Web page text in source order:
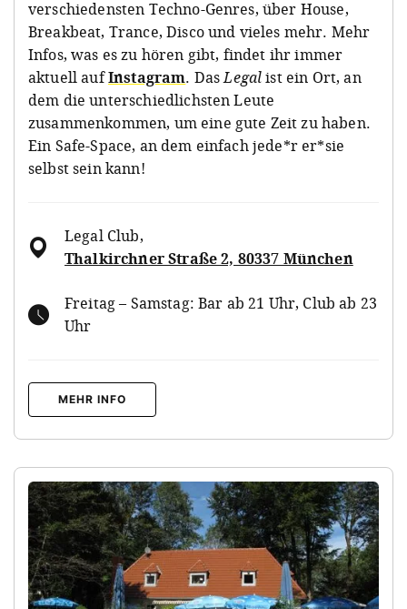
verschiedensten Techno-Genres, über House,
Breakbeat, Trance, Disco und vieles mehr. Mehr
Infos, was es zu hören gibt, findet ihr immer
aktuell aufInstagram. DasLegalist ein Ort, an
dem die unterschiedlichsten Leute
zusammenkommen, um eine gute Zeit zu haben.
Ein Safe-Space, an dem einfach jede*r er*sie
selbst sein kann!
Legal Club,
Thalkirchner Straße 2, 80337 München
Freitag – Samstag: Bar ab 21 Uhr, Club ab 23
Uhr
MEHR INFO